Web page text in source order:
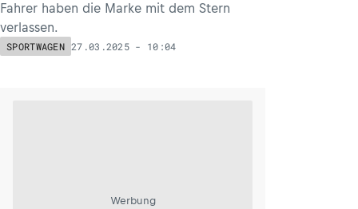
Fahrer haben die Marke mit dem Stern
verlassen.
SPORTWAGEN 27.03.2025 - 10:04
Werbung